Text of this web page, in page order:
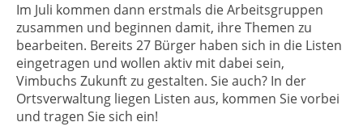
Im Juli kommen dann erstmals die Arbeitsgruppen
zusammen und beginnen damit, ihre Themen zu
bearbeiten. Bereits 27 Bürger haben sich in die Listen
eingetragen und wollen aktiv mit dabei sein,
Vimbuchs Zukunft zu gestalten. Sie auch? In der
Ortsverwaltung liegen Listen aus, kommen Sie vorbei
und tragen Sie sich ein!